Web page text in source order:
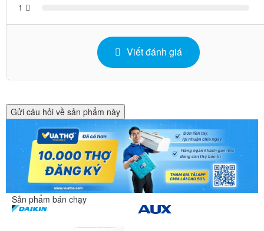
1
Viết đánh giá
Gửi câu hỏi về sản phẩm này
Sản phẩm bán chạy